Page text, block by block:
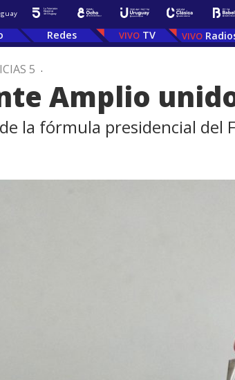
Redes TV
5 .
Amplio
la fórmula presidencial del